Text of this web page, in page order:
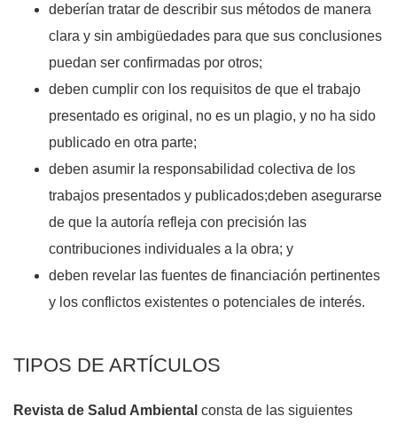
deberían tratar de describir sus métodos de manera
clara y sin ambigüedades para que sus conclusiones
puedan ser confirmadas por otros;
deben cumplir con los requisitos de que el trabajo
presentado es original, no es un plagio, y no ha sido
publicado en otra parte;
deben asumir la responsabilidad colectiva de los
trabajos presentados y publicados;deben asegurarse
de que la autoría refleja con precisión las
contribuciones individuales a la obra; y
deben revelar las fuentes de financiación pertinentes
y los conflictos existentes o potenciales de interés.
TIPOS DE ARTÍCULOS
Revista de Salud Ambiental consta de las siguientes